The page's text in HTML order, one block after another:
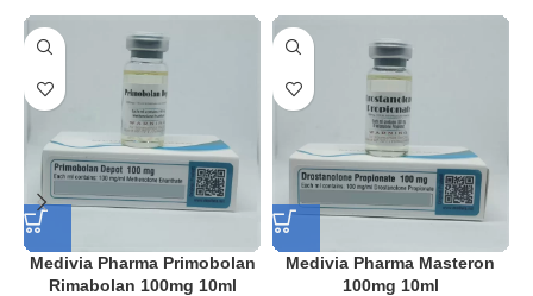
Medivia Pharma Primobolan
Rimabolan 100mg 10ml
Medivia Pharma Masteron
100mg 10ml